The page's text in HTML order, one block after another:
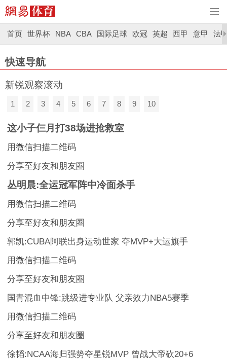
首页 世界杯 NBA CBA 国际足球 欧冠 英超 西甲 意甲 法
快速导航
新锐观察滚动
1 2 3 4 5 6 7 8 9 10
这小子仨月打38场进抢救室
用微信扫描二维码
分享至好友和朋友圈
丛明晨:全运冠军阵中冷面杀手
用微信扫描二维码
分享至好友和朋友圈
郭凯:CUBA阿联出身运动世家 夺MVP+大运旗手
用微信扫描二维码
分享至好友和朋友圈
国青混血中锋:跳级进专业队 父亲效力NBA5赛季
用微信扫描二维码
分享至好友和朋友圈
徐韬:NCAA海归强势夺星锐MVP 曾战大帝砍20+6